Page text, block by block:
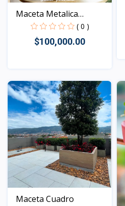
Maceta Metalica
LOTTUS
( 0 )
$100,000.00
Vista
Maceta Cuadro